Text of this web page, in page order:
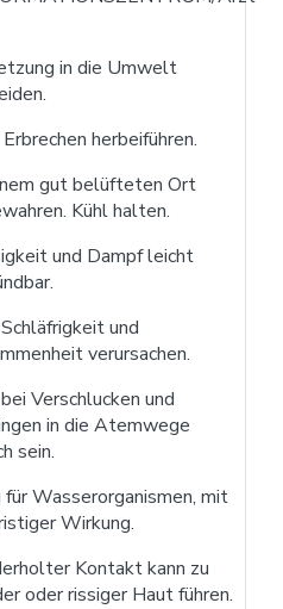
in die Umwelt
herbeiführen.
gut belüfteten Ort
Kühl halten.
und Dampf leicht
und
verursachen.
Verschlucken und
in die Atemwege
sein.
Wasserorganismen, mit
Wirkung.
Kontakt kann zu
oder rissiger Haut führen.